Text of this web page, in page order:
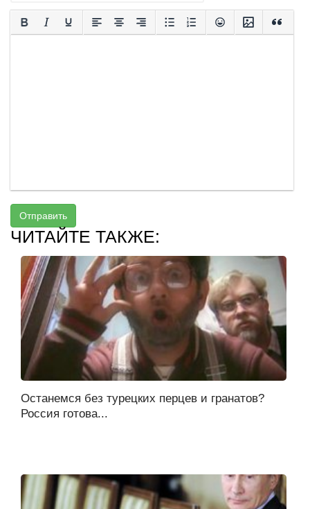
Отправить
ЧИТАЙТЕ ТАКЖЕ:
Останемся без турецких перцев и гранатов?
Россия готова...